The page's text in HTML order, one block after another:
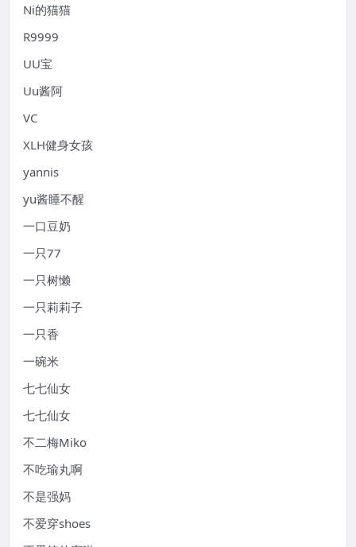
Ni的猫猫
R9999
UU宝
Uu酱阿
VC
XLH健身女孩
yannis
yu酱睡不醒
一口豆奶
一只77
一只树懒
一只莉莉子
一只香
一碗米
七七仙女
七七仙女
不二梅Miko
不吃瑜丸啊
不是强妈
不爱穿shoes